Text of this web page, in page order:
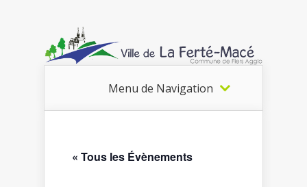
Menu de Navigation
« Tous les Évènements